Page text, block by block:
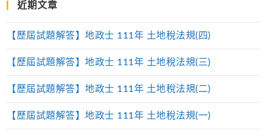
近期文章
【歷屆試題解答】地政士 111年 土地稅法規(四)
【歷屆試題解答】地政士 111年 土地稅法規(三)
【歷屆試題解答】地政士 111年 土地稅法規(二)
【歷屆試題解答】地政士 111年 土地稅法規(一)